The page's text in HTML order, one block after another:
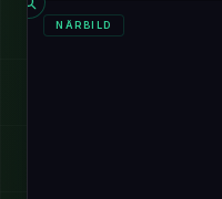
NÄRBILD